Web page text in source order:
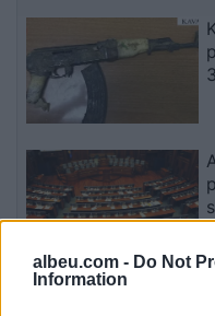
albeu.com - Do Not
Information